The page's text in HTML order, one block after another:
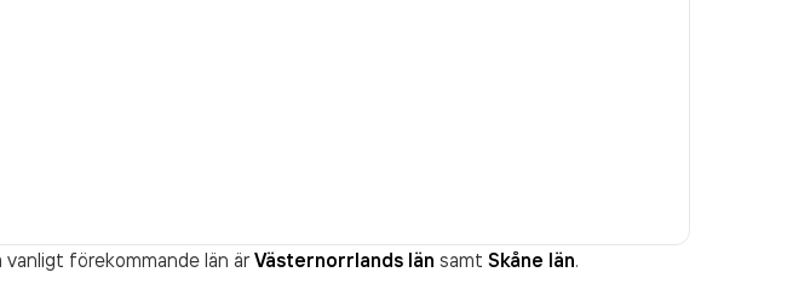
vanligt förekommande län är Västernorrlands län samt Skåne län.